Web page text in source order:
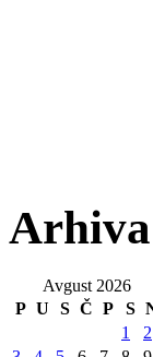
Avgust 2026
P U S Č P S
1
2